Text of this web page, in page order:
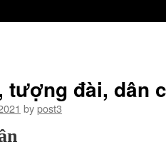
tượng đài, dân
bypost3